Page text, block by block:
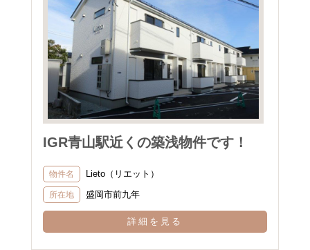
IGR青山駅近くの築浅物件です！
物件名 Lieto（リエット）
所在地 盛岡市前九年
詳細を見る